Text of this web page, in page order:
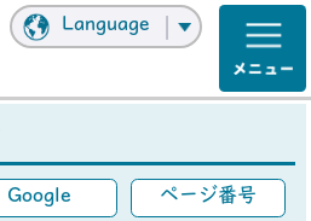
Language
Google ページ番号